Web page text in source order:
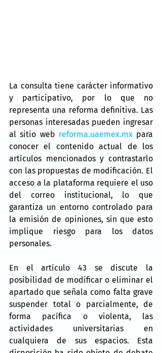
La consulta tiene carácter informativo
y participativo, por lo que no
representa una reforma definitiva. Las
personas interesadas pueden ingresar
al sitio web reforma.uaemex.mx para
conocer el contenido actual de los
artículos mencionados y contrastarlo
con las propuestas de modificación. El
acceso a la plataforma requiere el uso
del correo institucional, lo que
garantiza un entorno controlado para
la emisión de opiniones, sin que esto
implique riesgo para los datos
personales.
En el artículo 43 se discute la
posibilidad de modificar o eliminar el
apartado que señala como falta grave
suspender total o parcialmente, de
forma pacífica o violenta, las
actividades universitarias en
cualquiera de sus espacios. Esta